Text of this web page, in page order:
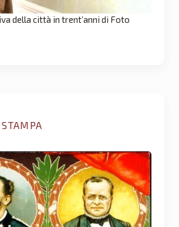
della città in trent’anni di Foto